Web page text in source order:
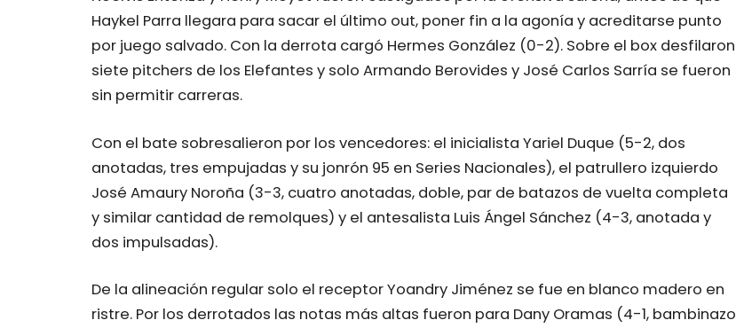
Haykel Parra llegara para sacar el último out, poner fin a la agonía y acreditarse punto
por juego salvado. Con la derrota cargó Hermes González (0-2). Sobre el box desfilaron
siete pitchers de los Elefantes y solo Armando Berovides y José Carlos Sarría se fueron
sin permitir carreras.
Con el bate sobresalieron por los vencedores: el inicialista Yariel Duque (5-2, dos
anotadas, tres empujadas y su jonrón 95 en Series Nacionales), el patrullero izquierdo
José Amaury Noroña (3-3, cuatro anotadas, doble, par de batazos de vuelta completa
y similar cantidad de remolques) y el antesalista Luis Ángel Sánchez (4-3, anotada y
dos impulsadas).
De la alineación regular solo el receptor Yoandry Jiménez se fue en blanco madero en
ristre. Por los derrotados las notas más altas fueron para Dany Oramas (4-1, bambinazo